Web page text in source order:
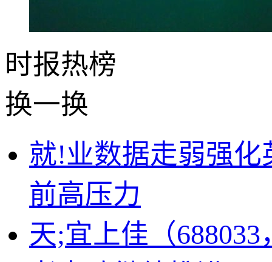
时报热榜
换一换
就!业数据走弱强
前高压力
天;宜上佳（